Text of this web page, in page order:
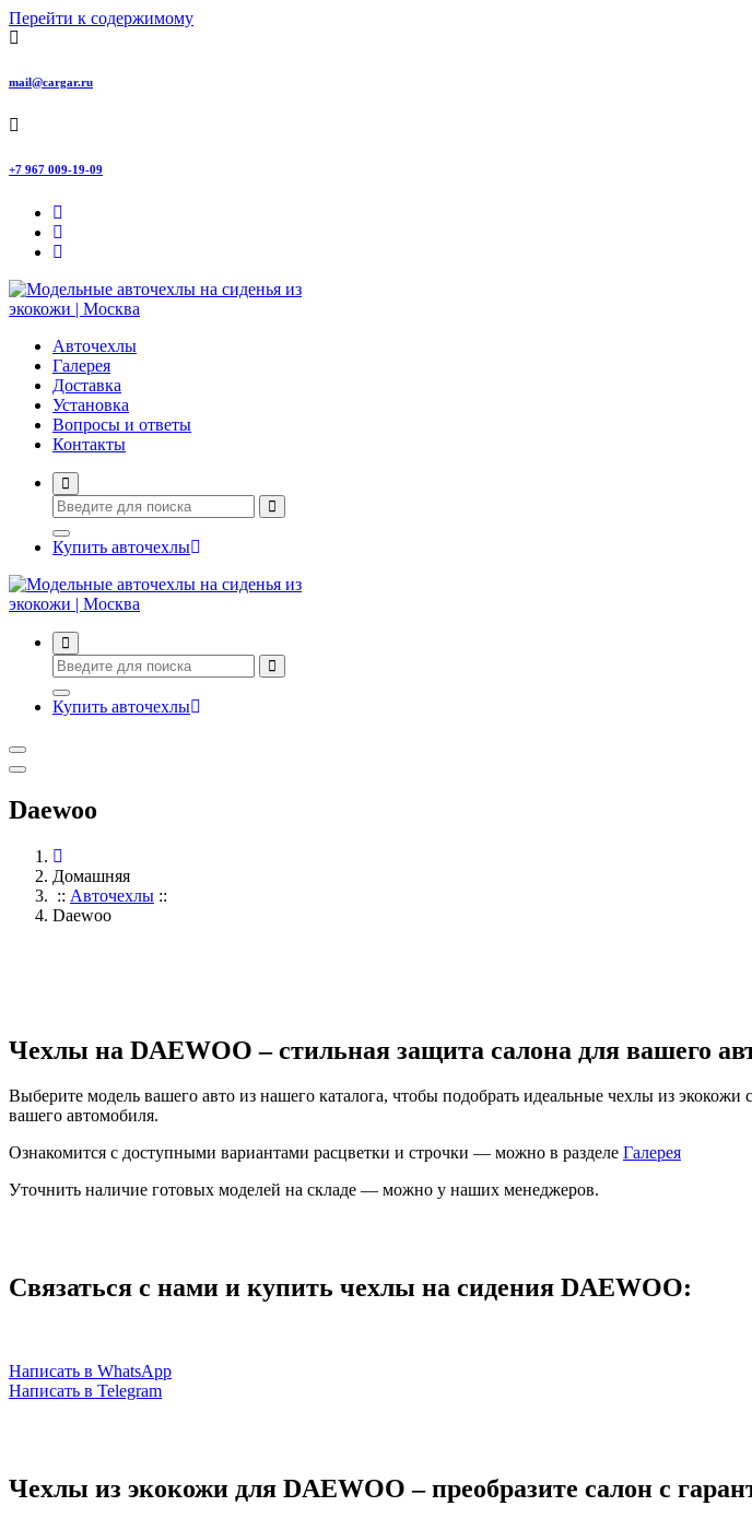
Перейти к содержимому
mail@cargar.ru
+7 967 009-19-09
Авточехлы с доставкой и установкой в Москве
Авточехлы
Галерея
Доставка
Установка
Вопросы и ответы
Контакты
Купить авточехлы
Авточехлы с доставкой и установкой в Москве
Купить авточехлы
Daewoo
Домашняя
:: Авточехлы ::
Daewoo
Чехлы на DAEWOO – стильная защита салона для вашего
Выберите модель вашего авто из нашего каталога, чтобы подобрать идеальные чехлы из
вашего автомобиля.
Ознакомится с доступными вариантами расцветки и строчки — можно в разделе Галерея
Уточнить наличие готовых моделей на складе — можно у наших менеджеров.
Связаться с нами и купить чехлы на сидения DAEWOO:
Написать в WhatsApp
Написать в Telegram
Чехлы из экокожи для DAEWOO – преобразите салон с